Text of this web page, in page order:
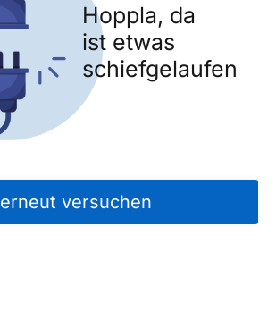
Hoppla, da
ist etwas
schiefgelaufen
erneut versuchen